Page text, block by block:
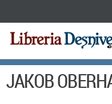
JAKOB